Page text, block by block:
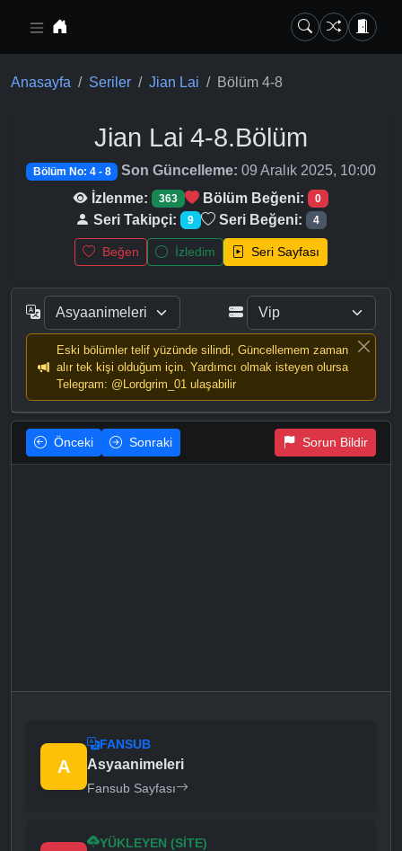
Anasayfa Seriler Jian Lai Bölüm 4-8
Jian Lai 4-8.Bölüm
Bölüm No: 4 - 8 Son Güncelleme: 09 Aralık 2025, 10:00
İzlenme:
363 Bölüm Beğeni: 0
Seri Takipçi: 9 Seri Beğeni: 4
Beğen İzledim Seri Sayfası
Eski bölümler telif yüzünde silindi, Güncellemem zaman
alır tek kişi olduğum için. Yardımcı olmak isteyen olursa
Telegram: @Lordgrim_01 ulaşabilir
Önceki Sonraki Sorun Bildir
A
FANSUB
Asyaanimeleri
Fansub Sayfası
YÜKLEYEN (SITE)